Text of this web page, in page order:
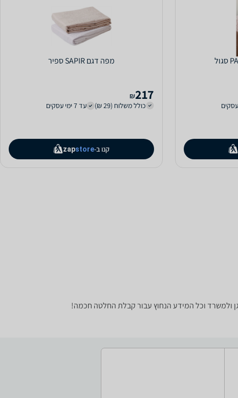
מפה דגם SAPIR ספיר
217
₪
כולל משלוח (29 ₪)
עד 7 ימי עסקים
קנו ב- zapstore